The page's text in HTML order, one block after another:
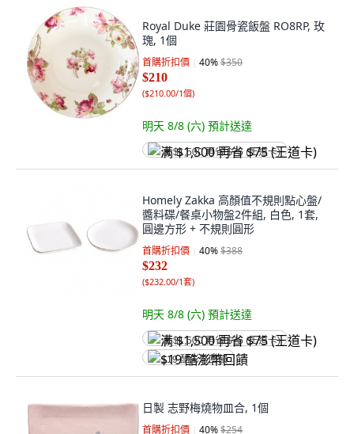
Royal Duke 莊園骨瓷飯盤 RO8RP, 玫
瑰, 1個
首購折扣價 40%$350
$210
($210.00/1個)
明天 8/8 (六) 預計送達
满 $1,500 再省 $75 (王道卡)
Homely Zakka 高顏值不規則點心盤/
醬料碟/餐桌小物盤2件組, 白色, 1套,
圓邊方形 + 不規則圓形
首購折扣價 40%$388
$232
($232.00/1套)
明天 8/8 (六) 預計送達
满 $1,500 再省 $75 (王道卡)
$19 酷澎幣回饋
日製 志野梅燒物皿合, 1個
首購折扣價 40%$254